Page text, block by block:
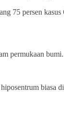
75 persen
permukaan bumi.
biasa